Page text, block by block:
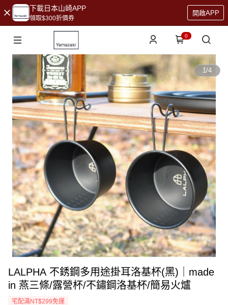
下載日本山崎APP
領取$300折價券
開啟APP
0
1/4
LALPHA 不銹鋼多用途掛耳洛基杯(黑)｜made
in 燕三條/露營杯/不鏽鋼洛基杯/簡易火爐
宅配滿NT$299免運